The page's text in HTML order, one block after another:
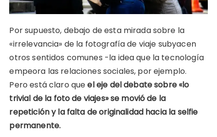
Por supuesto, debajo de esta mirada sobre la
«irrelevancia» de la fotografía de viaje subyacen
otros sentidos comunes -la idea que la tecnología
empeora las relaciones sociales, por ejemplo.
Pero está claro queel eje del debate sobre «lo
trivial de la foto de viajes» se movió de la
repetición y la falta de originalidad hacia la selfie
permanente.